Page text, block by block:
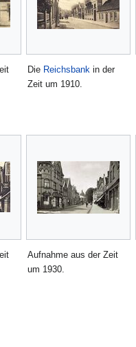
Die Reichsbank in der
Zeit um 1910.
Aufnahme aus der Zeit
um 1930.